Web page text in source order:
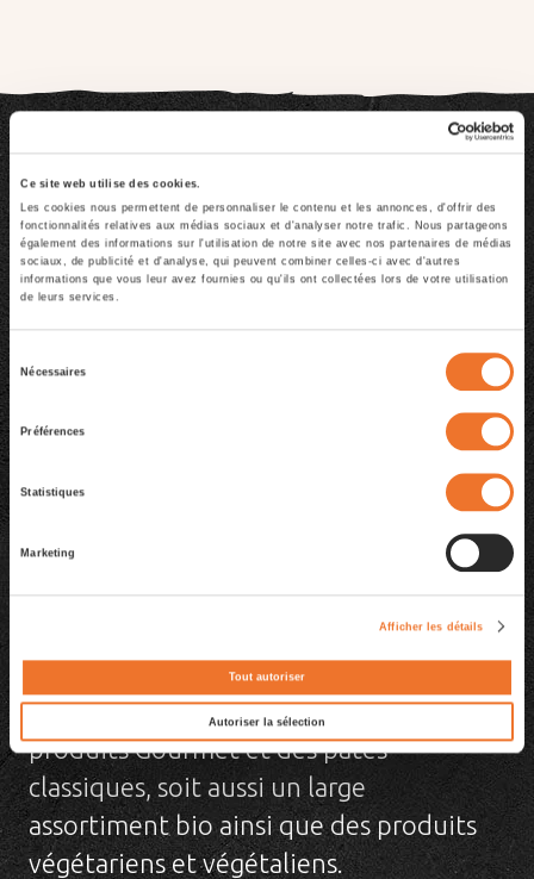
Ce site web utilise des cookies.
Les cookies nous permettent de personnaliser le contenu et les annonces, d'offrir des
fonctionnalités relatives aux médias sociaux et d'analyser notre trafic. Nous partageons
également des informations sur l'utilisation de notre site avec nos partenaires de médias
sociaux, de publicité et d'analyse, qui peuvent combiner celles-ci avec d'autres
informations que vous leur avez fournies ou qu'ils ont collectées lors de votre utilisation
de leurs services.
Sélection
du
Nécessaires
Préférences
Statistiques
Marketing
Afficher les détails
Tout autoriser
Autoriser la sélection
Créations de pâtes
Dans notre catalogue, vous trouverez
des pâtes fraîches et surgelées, des
produits Gourmet et des pâtes
classiques, soit aussi un large
assortiment bio ainsi que des produits
végétariens et végétaliens.